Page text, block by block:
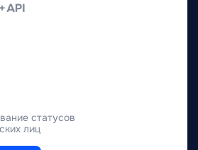
статусов
лиц